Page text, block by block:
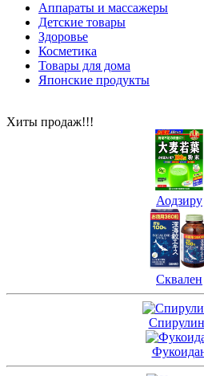
Аппараты и массажеры
Детские товары
Здоровье
Косметика
Товары для дома
Японские продукты
Хиты продаж!!!
Аодзиру
Сквален